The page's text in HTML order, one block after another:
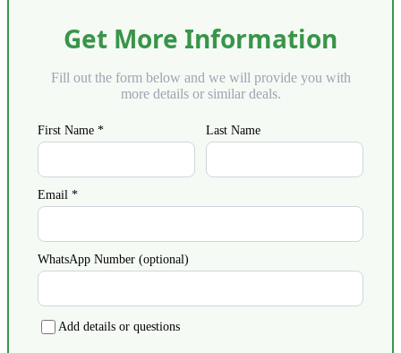
Get More Information
Fill out the form below and we will provide you with
more details or similar deals.
First Name * Last Name
Email *
WhatsApp Number (optional)
Add details or questions